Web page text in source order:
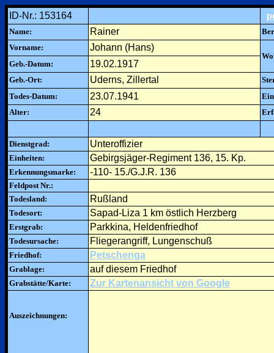
ID-Nr.: 153164
Name: Rainer
Vorname:
Johann (Hans)
Geb.-Datum:
19.02.1917
Geb.-Ort: Uderns, Zillertal
Todes-Datum:
23.07.1941
Alter:
24
Dienstgrad: Unteroffizier
Einheiten: Gebirgsjäger-Regiment 136, 15. Kp.
Erkennungsmarke: -110- 15./G.J.R. 136
Feldpost Nr.:
Todesland:
Rußland
Todesort: Sapad-Liza 1 km östlich Herzberg
Erstgrab: Parkkina, Heldenfriedhof
Todesursache: Fliegerangriff, Lungenschuß
Friedhof: Petschenga
Grablage: auf diesem Friedhof
Grabstätte/Karte: Zur Kartenansicht von Google
Auszeichnungen: